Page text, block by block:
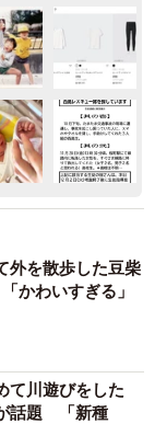
外を散歩した豆柴
かわいすぎる」
て川遊びをした
話題 「新種